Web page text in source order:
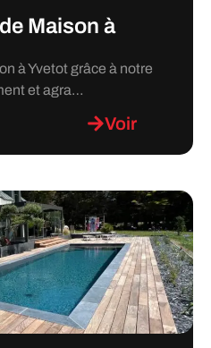
Maison à
à Yvetot grâce à notre
et agra…
Voir